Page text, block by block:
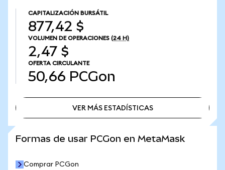
CAPITALIZACIÓN BURSÁTIL
877,42 $
VOLUMEN DE OPERACIONES (24 H)
2,47 $
OFERTA CIRCULANTE
50,66 PCGon
VER MÁS ESTADÍSTICAS
Formas de usar PCGon en MetaMask
Comprar PCGon